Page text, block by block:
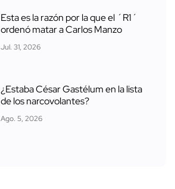
Esta es la razón por la que el ´R1´
ordenó matar a Carlos Manzo
Jul. 31, 2026
¿Estaba César Gastélum en la lista
de los narcovolantes?
Ago. 5, 2026